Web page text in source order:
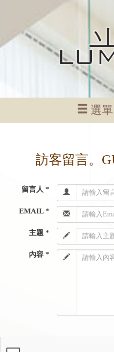
選
訪客留言。
留言人 *
EMAIL *
主題 *
內容 *